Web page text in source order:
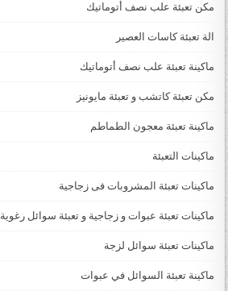
مكن تعبئة علب نصف أتوماتيك
الة تعبئة كاسات العصير
ماكينة تعبئة علب نصف أتوماتيك
مكن تعبئة كاتشب و تعبئة مايونيز
ماكينة تعبئة معجون الطماطم
ماكينات التعبئة
ماكينات تعبئة المشروبات فى زجاجية
ماكينات تعبئة عبوات و زجاجية و تعبئة سوائل رغوية
ماكينات تعبئة سوائل لزجة
‏‏‏ماكينة تعبئة السوائل في عبوات